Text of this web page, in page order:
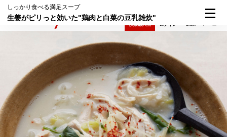
しっかり食べる満足スープ
生姜がピリっと効いた"鶏肉と白菜の豆乳雑炊"